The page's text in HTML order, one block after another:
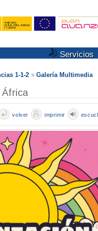
Servicios
1-1-2 Galería Multimedia
imprimir
volver